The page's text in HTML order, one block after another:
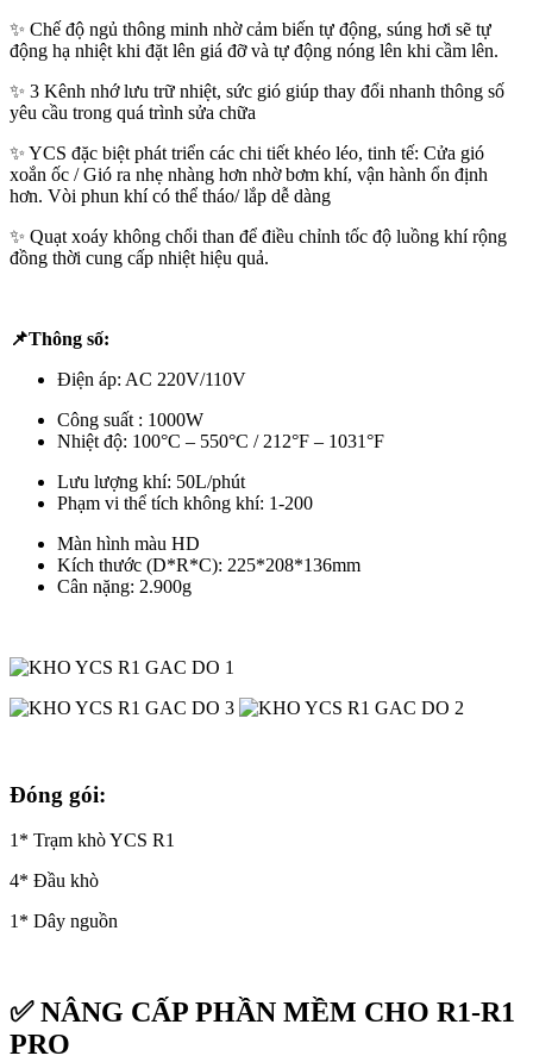
✨ Chế độ ngủ thông minh nhờ cảm biến tự động, súng hơi sẽ tự
động hạ nhiệt khi đặt lên giá đỡ và tự động nóng lên khi cầm lên.
✨ 3 Kênh nhớ lưu trữ nhiệt, sức gió giúp thay đổi nhanh thông số
yêu cầu trong quá trình sửa chữa
✨ YCS đặc biệt phát triển các chi tiết khéo léo, tinh tế: Cửa gió
xoắn ốc / Gió ra nhẹ nhàng hơn nhờ bơm khí, vận hành ổn định
hơn. Vòi phun khí có thể tháo/ lắp dễ dàng
✨ Quạt xoáy không chổi than để điều chỉnh tốc độ luồng khí rộng
đồng thời cung cấp nhiệt hiệu quả.
📌Thông số:
Điện áp: AC 220V/110V
Công suất : 1000W
Nhiệt độ: 100°C – 550°C / 212°F – 1031°F
Lưu lượng khí: 50L/phút
Phạm vi thể tích không khí: 1-200
Màn hình màu HD
Kích thước (D*R*C): 225*208*136mm
Cân nặng: 2.900g
Đóng gói:
1* Trạm khò YCS R1
4* Đầu khò
1* Dây nguồn
✅ NÂNG CẤP PHẦN MỀM CHO R1-R1
PRO